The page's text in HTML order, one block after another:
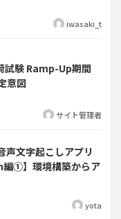
iwasaki_t
試験 Ramp-Up期間
意図
サイト管理者
声文字起こしアプリ
①】環境構築からア
yota